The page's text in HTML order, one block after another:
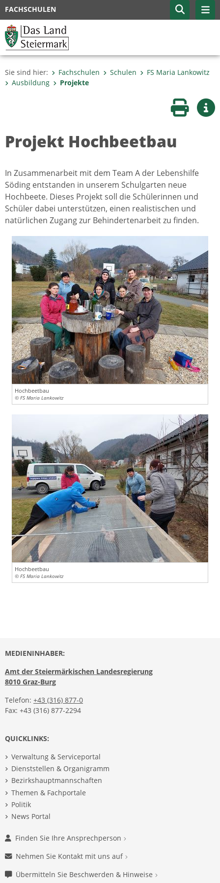
FACHSCHULEN
Sie sind hier: Fachschulen Schulen
FS Maria Lankowitz
Ausbildung
Projekte
Seite
Projekt Hochbeetbau
In Zusammenarbeit mit dem Team A der Lebenshilfe
Söding entstanden in unserem Schulgarten neue
Hochbeete. Dieses Projekt soll die Schülerinnen und
Schüler dabei unterstützen, einen realistischen und
natürlichen Zugang zur Behindertenarbeit zu finden.
Hochbeetbau
© FS Maria Lankowitz
Hochbeetbau
© FS Maria Lankowitz
MEDIENINHABER:
Amt der Steiermärkischen Landesregierung
8010 Graz-Burg
Telefon: +43 (316) 877-0
Fax: +43 (316) 877-2294
QUICKLINKS:
Verwaltung & Serviceportal
Dienststellen & Organigramm
Bezirkshauptmannschaften
Themen & Fachportale
Politik
News Portal
Finden Sie Ihre Ansprechperson
Nehmen Sie Kontakt mit uns auf
Übermitteln Sie Beschwerden & Hinweise